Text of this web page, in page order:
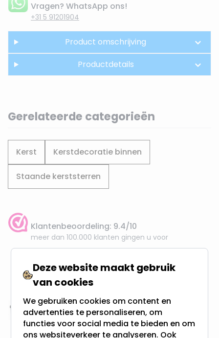
Vragen? WhatsApp ons!
+31 5 91201904
Product omschrijving
Productdetails
Gerelateerde categorieën
Kerst Kerstdecoratie binnen
Staande kerststerren
Klantenbeoordeling: 9.4/10
meer dan 100.000 klanten gingen u voor
Gratis verzending + snel geleverd
Vanaf EUR100,- naar NL & BE
& 100 dagen recht op retour
Altijd uit eigen voorraad
3000m2 - 60.000+ Producten
Deze website maakt gebruik
van cookies
We gebruiken cookies om content en
advertenties te personaliseren, om
functies voor social media te bieden en om
ons websiteverkeer te analyseren. Ook